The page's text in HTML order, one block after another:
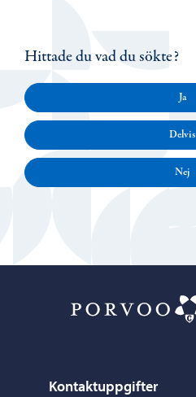
Hittade du vad du sökte?
Ja
Delvis
Nej
Kontaktuppgifter